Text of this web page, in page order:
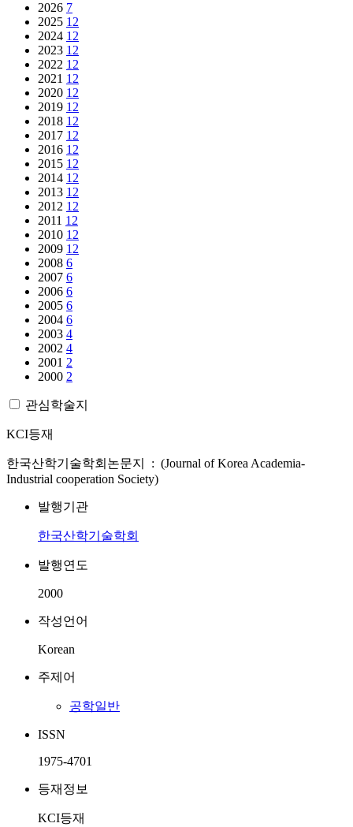
2026 7
2025 12
2024 12
2023 12
2022 12
2021 12
2020 12
2019 12
2018 12
2017 12
2016 12
2015 12
2014 12
2013 12
2012 12
2011 12
2010 12
2009 12
2008 6
2007 6
2006 6
2005 6
2004 6
2003 4
2002 4
2001 2
2000 2
관심학술지
KCI등재
한국산학기술학회논문지 : (Journal of Korea Academia-
Industrial cooperation Society)
발행기관
한국산학기술학회
발행연도
2000
작성언어
Korean
주제어
공학일반
ISSN
1975-4701
등재정보
KCI등재